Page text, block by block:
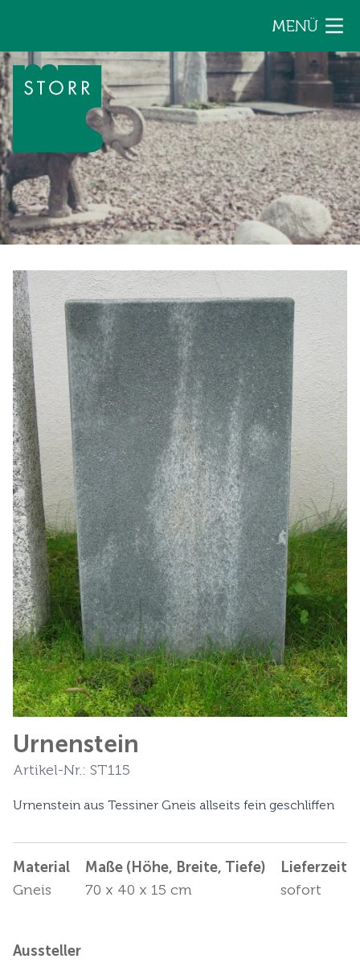
MENÜ
Urnenstein
Artikel-Nr.: ST115
Urnenstein aus Tessiner Gneis allseits fein geschliffen
Material
Gneis
Maße (Höhe, Breite, Tiefe)
70 x 40 x 15 cm
Lieferzeit
sofort
Aussteller